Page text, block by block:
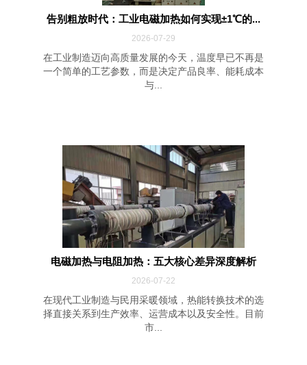
告别粗放时代：工业电磁加热如何实现±1℃的...
2026-07-29
在工业制造迈向高质量发展的今天，温度早已不再是
一个简单的工艺参数，而是决定产品良率、能耗成本
与...
电磁加热与电阻加热：五大核心差异深度解析
2026-07-22
在现代工业制造与民用采暖领域，热能转换技术的选
择直接关系到生产效率、运营成本以及安全性。目前
市...